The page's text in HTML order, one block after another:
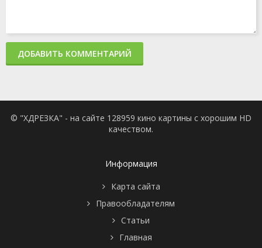
ДОБАВИТЬ КОММЕНТАРИЙ
© "ХДРЕЗКА" - на сайте 128959 кино картины с хорошим HD
качеством.
Информация
Карта сайта
Правообладателям
Статьи
Главная